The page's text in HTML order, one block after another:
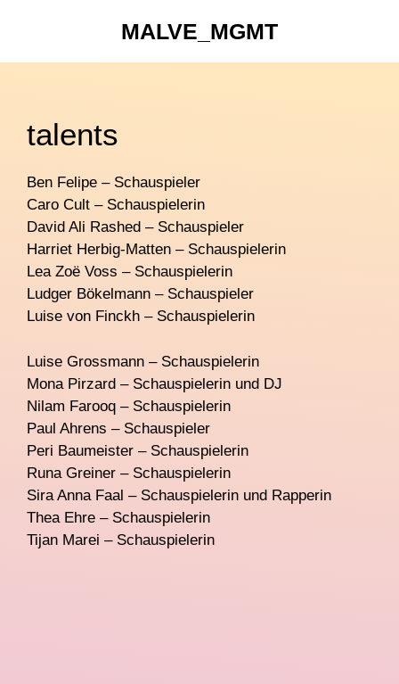
MALVE_MGMT
talents
Ben Felipe – Schauspieler
Caro Cult – Schauspielerin
David Ali Rashed – Schauspieler
Harriet Herbig-Matten – Schauspielerin
Lea Zoë Voss – Schauspielerin
Ludger Bökelmann – Schauspieler
Luise von Finckh – Schauspielerin
Luise Grossmann – Schauspielerin
Mona Pirzard – Schauspielerin und DJ
Nilam Farooq – Schauspielerin
Paul Ahrens – Schauspieler
Peri Baumeister – Schauspielerin
Runa Greiner – Schauspielerin
Sira Anna Faal – Schauspielerin und Rapperin
Thea Ehre – Schauspielerin
Tijan Marei – Schauspielerin